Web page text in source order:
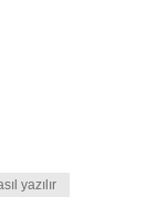
yazılır